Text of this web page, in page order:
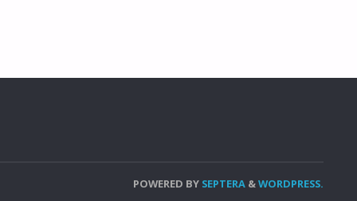
POWERED BY SEPTERA &WORDPRESS.